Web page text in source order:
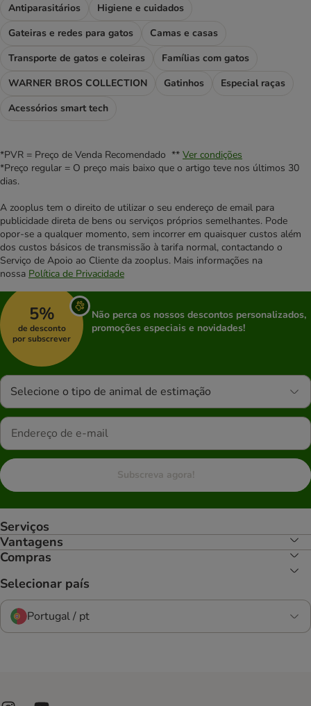
Antiparasitários
Higiene e cuidados
Gateiras e redes para gatos
Camas e casas
Transporte de gatos e coleiras
Famílias com gatos
WARNER BROS COLLECTION
Gatinhos
Especial raças
Acessórios smart tech
*PVR = Preço de Venda Recomendado ** Ver condições
*Preço regular = O preço mais baixo que o artigo teve nos últimos 30
dias.
A zooplus tem o direito de utilizar o seu endereço de email para
publicidade direta de bens ou serviços próprios semelhantes. Pode
opor-se a qualquer momento, sem incorrer em quaisquer custos além
dos custos básicos de transmissão à tarifa normal, contactando o
Serviço de Apoio ao Cliente da zooplus. Mais informações na
nossa Política de Privacidade
5%
de desconto
por subscrever
Não perca os nossos descontos personalizados,
promoções especiais e novidades!
Selecione o tipo de animal de estimação
Subscreva agora!
Serviços
Vantagens
Compras
Selecionar país
Portugal / pt